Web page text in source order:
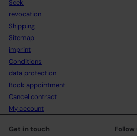
Seek
revocation
Shipping
Sitemap
imprint
Conditions
data protection
Book appointment
Cancel contract
My account
Get in touch
Follow